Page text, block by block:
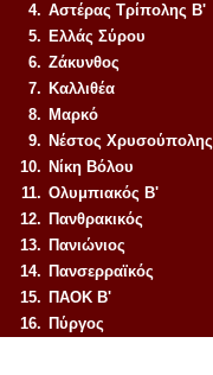
4. Αστέρας Τρίπολης Β'
5. Ελλάς Σύρου
6. Ζάκυνθος
7. Καλλιθέα
8. Μαρκό
9. Νέστος Χρυσούπολης
10. Νίκη Βόλου
11. Ολυμπιακός Β'
12. Πανθρακικός
13. Πανιώνιος
14. Πανσερραϊκός
15. ΠΑΟΚ Β'
16. Πύργος